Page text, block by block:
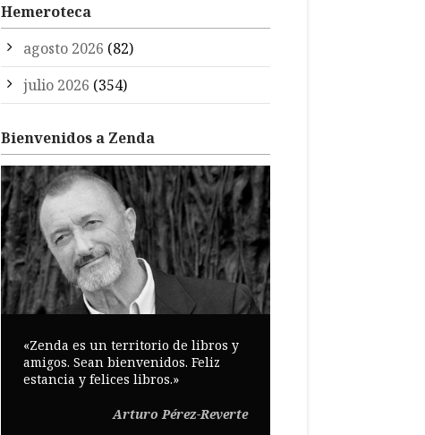
Hemeroteca
agosto 2026 (82)
julio 2026 (354)
Bienvenidos a Zenda
«Zenda es un territorio de libros y
amigos. Sean bienvenidos. Feliz
estancia y felices libros.»
Arturo Pérez-Reverte